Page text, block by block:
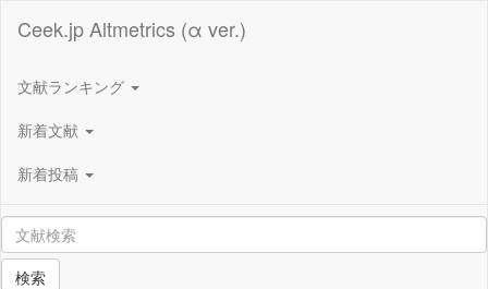
Ceek.jp Altmetrics (α ver.)
文献ランキング
新着文献
新着投稿
検索